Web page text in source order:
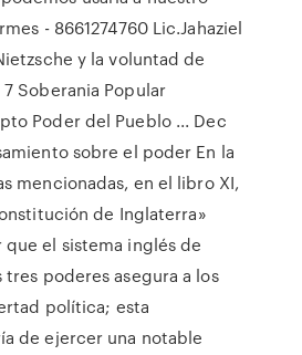
- 8661274760 Lic.Jahaziel
y la voluntad de
Soberania Popular
Poder del Pueblo ... Dec
sobre el poder En la
mencionadas, en el libro XI,
de Inglaterra»
el sistema inglés de
poderes asegura a los
política; esta
de ejercer una notable